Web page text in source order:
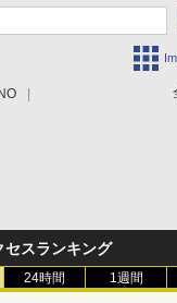
セスランキング
24時間 1週間